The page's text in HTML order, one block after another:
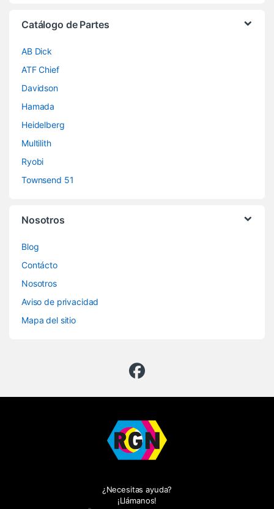
Catálogo de Partes
AB Dick
ATF Chief
Davidson
Hamada
Heidelberg
Multilith
Ryobi
Townsend 51
Nosotros
Blog
Contácto
Nosotros
Aviso de privacidad
Mapa del sitio
¿Necesitas ayuda?
¡Llámanos!